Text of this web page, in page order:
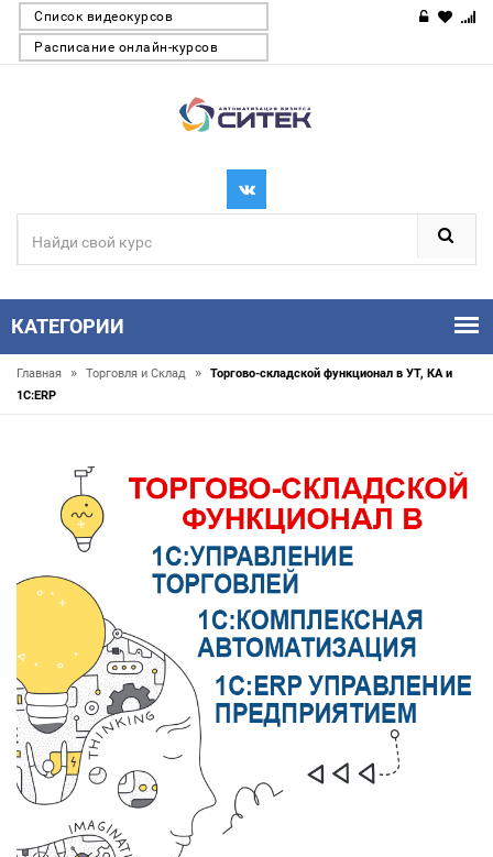
Список видеокурсов
Расписание онлайн-курсов
КАТЕГОРИИ
Главная » Торговля и Склaд »
Торгово-складской функционал в УТ, КА и
1С:ERP